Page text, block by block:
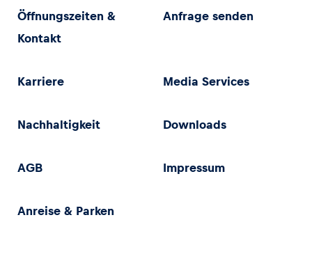
Öffnungszeiten &
Kontakt
Anfrage senden
Karriere Media Services
Nachhaltigkeit Downloads
AGB Impressum
Anreise & Parken